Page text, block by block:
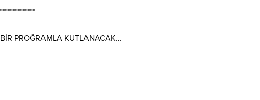
PROĞRAMLA KUTLANACAK…